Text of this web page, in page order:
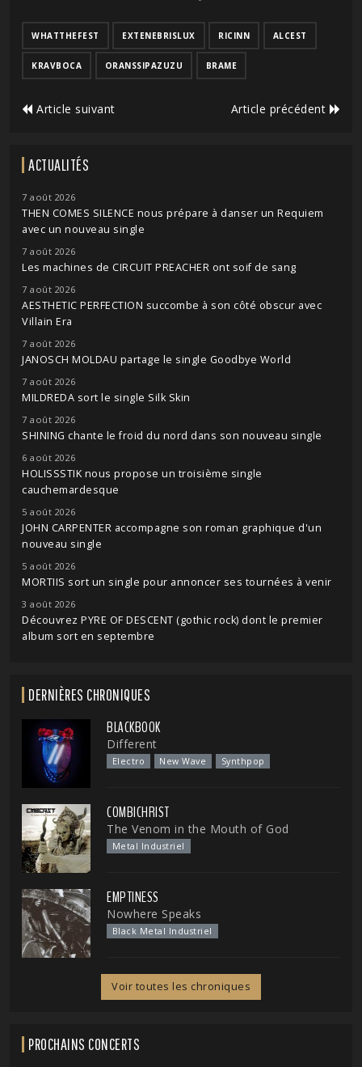
WHATTHEFEST EXTENEBRISLUX RICINN ALCEST
KRAVBOCA ORANSSIPAZUZU BRAME
Article suivant Article précédent
ACTUALITÉS
7 août 2026
THEN COMES SILENCE nous prépare à danser un Requiem
avec un nouveau single
7 août 2026
Les machines de CIRCUIT PREACHER ont soif de sang
7 août 2026
AESTHETIC PERFECTION succombe à son côté obscur avec
Villain Era
7 août 2026
JANOSCH MOLDAU partage le single Goodbye World
7 août 2026
MILDREDA sort le single Silk Skin
7 août 2026
SHINING chante le froid du nord dans son nouveau single
6 août 2026
HOLISSSTIK nous propose un troisième single
cauchemardesque
5 août 2026
JOHN CARPENTER accompagne son roman graphique d'un
nouveau single
5 août 2026
MORTIIS sort un single pour annoncer ses tournées à venir
3 août 2026
Découvrez PYRE OF DESCENT (gothic rock) dont le premier
album sort en septembre
DERNIÈRES CHRONIQUES
BLACKBOOK
Different
Electro New Wave Synthpop
COMBICHRIST
The Venom in the Mouth of God
Metal Industriel
EMPTINESS
Nowhere Speaks
Black Metal Industriel
Voir toutes les chroniques
PROCHAINS CONCERTS